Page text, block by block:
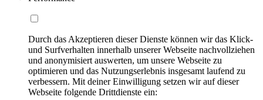
Durch das Akzeptieren dieser Dienste können wir das Klick-
und Surfverhalten innerhalb unserer Webseite nachvollziehen
und anonymisiert auswerten, um unsere Webseite zu
optimieren und das Nutzungserlebnis insgesamt laufend zu
verbessern. Mit deiner Einwilligung setzen wir auf dieser
Webseite folgende Drittdienste ein: